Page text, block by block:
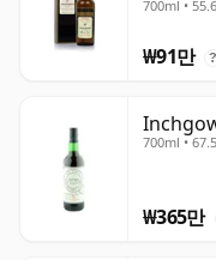
700ml •
₩91만 ?
700ml •
₩365만